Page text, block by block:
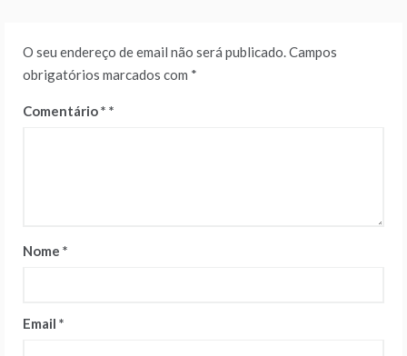
O seu endereço de email não será publicado.Campos
obrigatórios marcados com *
Comentário*
Nome *
Email *